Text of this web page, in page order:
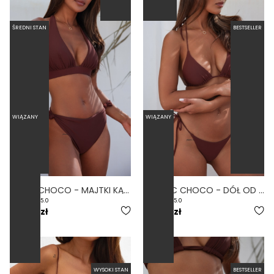
ŚREDNI STAN
BUENA CHOCO - MAJTKI KĄPIELOWE WIĄZANE BRĄZOWY
5.0
159,00 zł
BESTSELLER
CLASSIC CHOCO - DÓŁ OD BIKINI WIĄZANY BRĄZOWY
5.0
159,00 zł
WIĄZANY
WYSOKI STAN
WIĄZANY
BESTSELLER